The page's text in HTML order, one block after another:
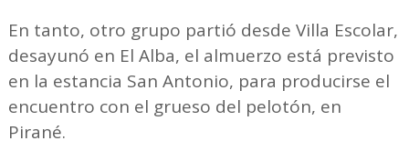
En tanto, otro grupo partió desde Villa Escolar,
desayunó en El Alba, el almuerzo está previsto
en la estancia San Antonio, para producirse el
encuentro con el grueso del pelotón, en
Pirané.